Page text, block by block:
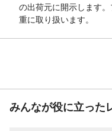
の出荷元に開示します
重に取り扱います。
みんなが役に立った